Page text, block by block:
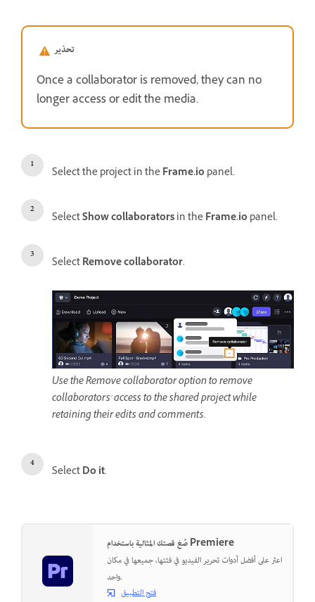
تحذير
Once a collaborator is removed, they can no
longer access or edit the media.
Select the project in theFrame.io panel.
SelectShow collaboratorsin theFrame.io panel.
SelectRemove collaborator.
Use the Remove collaborator option to remove
collaborators' access to the shared project while
retaining their edits and comments.
SelectDo it.
صُغ قصتك المثالية باستخدام Premiere
اعثر على أفضل أدوات تحرير الفيديو في فئتها، جميعها في مكان
واحد.
فتح التطبيق